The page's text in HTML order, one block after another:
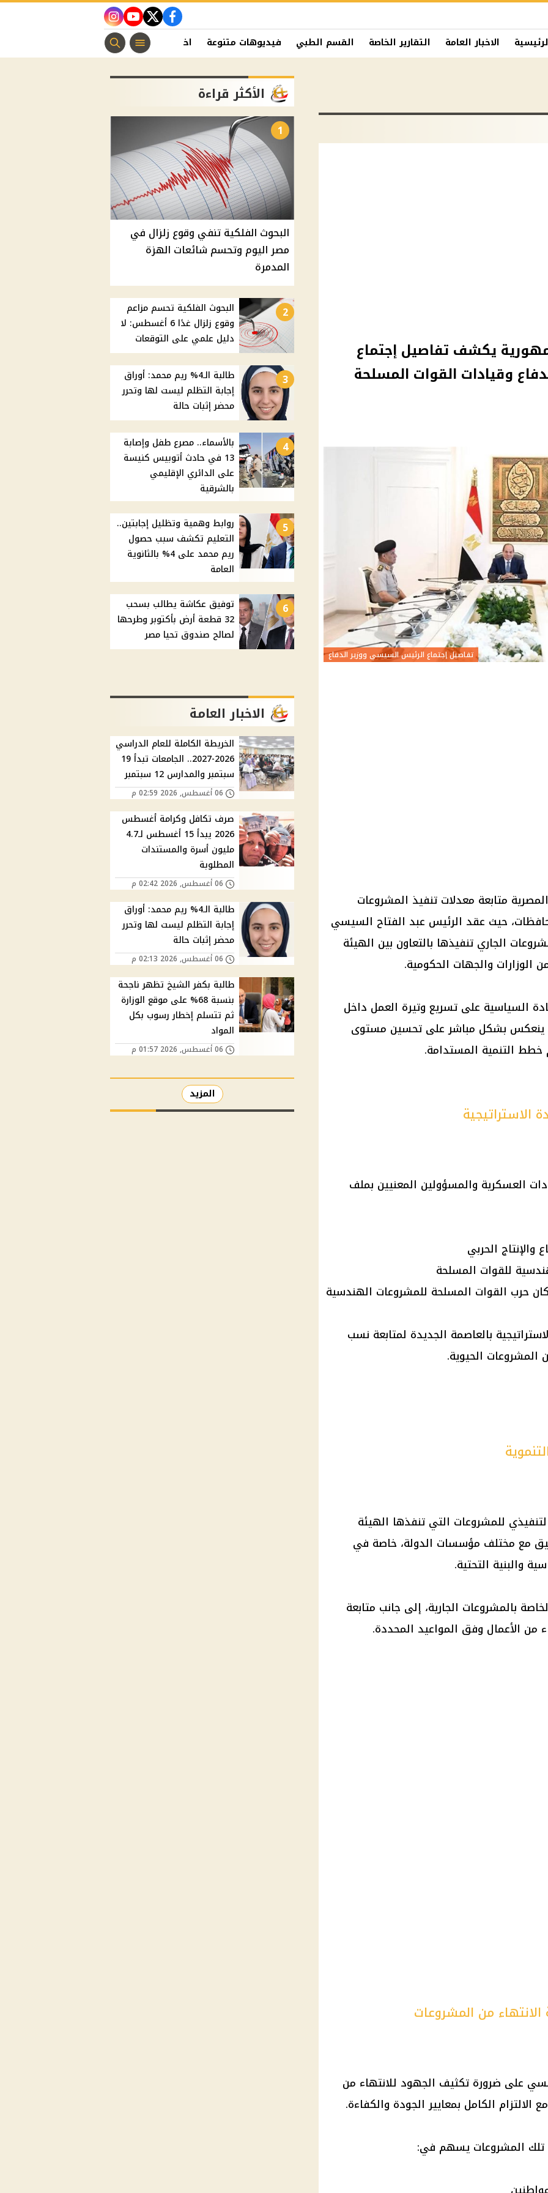
facebook
twitter
youtube
instagram
الاخبار العامة التقارير الخاصة القسم الطبي فيديوهات متنوعة اخبار الفن منوعات مسيحية
يكشف تفاصيل إجتماع
وقيادات القوات المسلحة
تفاصيل إجتماع الرئيس السيسي ووزير الدفاع
متابعة معدلات تنفيذ المشروعات
حيث عقد الرئيس عبد الفتاح السيسي
الجاري تنفيذها بالتعاون بين الهيئة
والجهات الحكومية.
السياسية على تسريع وتيرة العمل داخل
ينعكس بشكل مباشر على تحسين مستوى
التنمية المستدامة.
الاستراتيجية
العسكرية والمسؤولين المعنيين بملف
الحربي
للقوات المسلحة
حرب القوات المسلحة للمشروعات الهندسية
بالعاصمة الجديدة لمتابعة نسب
المشروعات الحيوية.
للمشروعات التي تنفذها الهيئة
مع مختلف مؤسسات الدولة، خاصة في
والبنية التحتية.
بالمشروعات الجارية، إلى جانب متابعة
من الأعمال وفق المواعيد المحددة.
من المشروعات
على ضرورة تكثيف الجهود للانتهاء من
الكامل بمعايير الجودة والكفاءة.
تلك المشروعات يسهم في:
الأكثر قراءة
1
البحوث الفلكية تنفي وقوع زلزال في
مصر اليوم وتحسم شائعات الهزة
المدمرة
2
البحوث الفلكية تحسم مزاعم
وقوع زلزال غدًا 6 أغسطس: لا
دليل علمي على التوقعات
3
طالبة الـ4% ريم محمد: أوراق
إجابة التظلم ليست لها وتحرر
محضر إثبات حالة
4
بالأسماء.. مصرع طفل وإصابة
13 في حادث أتوبيس كنيسة
على الدائري الإقليمي
بالشرقية
5
روابط وهمية وتظليل إجابتين..
التعليم تكشف سبب حصول
ريم محمد على 4% بالثانوية
العامة
6
توفيق عكاشة يطالب بسحب
32 قطعة أرض بأكتوبر وطرحها
لصالح صندوق تحيا مصر
الاخبار العامة
الخريطة الكاملة للعام الدراسي
2026-2027.. الجامعات تبدأ 19
سبتمبر والمدارس 12 سبتمبر
06 أغسطس, 2026 02:59 م
صرف تكافل وكرامة أغسطس
2026 يبدأ 15 أغسطس لـ4.7
مليون أسرة والمستندات
المطلوبة
06 أغسطس, 2026 02:42 م
طالبة الـ4% ريم محمد: أوراق
إجابة التظلم ليست لها وتحرر
محضر إثبات حالة
06 أغسطس, 2026 02:13 م
طالبة بكفر الشيخ تظهر ناجحة
بنسبة 68% على موقع الوزارة
ثم تتسلم إخطار رسوب بكل
المواد
06 أغسطس, 2026 01:57 م
المزيد